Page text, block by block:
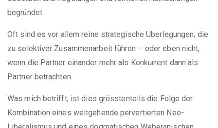
begründet.
Oft sind es vor allem reine strategische Überlegungen, die
zu selektiver Zusammenarbeit führen – oder eben nicht,
wenn die Partner einander mehr als Konkurrent dann als
Partner betrachten.
Was mich betrifft, ist dies grösstenteils die Folge der
Kombination eines weitgehende pervertierten Neo-